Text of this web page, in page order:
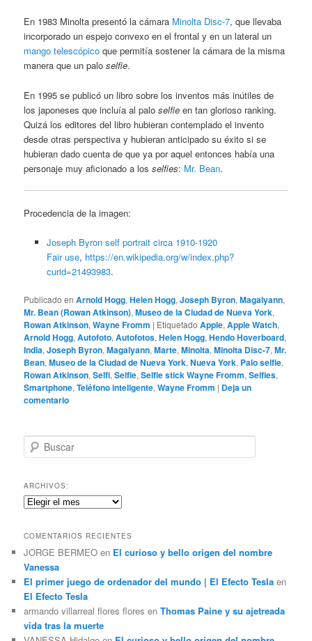
En 1983 Minolta presentó la cámara Minolta Disc-7, que llevaba
incorporado un espejo convexo en el frontal y en un lateral un
mango telescópico que permitía sostener la cámara de la misma
manera que un paloselfie.
En 1995 se publicó un libro sobre los inventos más inútiles de
los japoneses que incluía al paloselfie en tan glorioso ranking.
Quizá los editores del libro hubieran contemplado el invento
desde otras perspectiva y hubieran anticipado su éxito si se
hubieran dado cuenta de que ya por aquel entonces había una
personaje muy aficionado a losselfies: Mr. Bean.
Procedencia de la imagen:
Joseph Byron self portrait circa 1910-1920
Fair use, https://en.wikipedia.org/w/index.php?
curid=21493983.
Publicado en Arnold Hogg,Helen Hogg,Joseph Byron,Magalyann,
Mr. Bean (Rowan Atkinson),Museo de la Ciudad de Nueva York,
Rowan Atkinson,Wayne Fromm | Etiquetado Apple,Apple Watch,
Arnold Hogg,Autofoto,Autofotos,Helen Hogg,Hendo Hoverboard,
India,Joseph Byron,Magalyann,Marte,Minolta,Minolta Disc-7,Mr.
Bean,Museo de la Ciudad de Nueva York,Nueva York, Palo selfie,
Rowan Atkinson,Selfi,Selfie,Selfie stick Wayne Fromm,Selfies,
Smartphone,Teléfono inteligente,Wayne Fromm | Deja un
comentario
u
c
a
r
ARCHIVOS:
Archivos:
COMENTARIOS RECIENTES
JORGE BERMEO en El curioso y bello origen del nombre
Vanessa
El primer juego de ordenador del mundo | El Efecto Tesla en
El Efecto Tesla
armando villarreal flores flores enThomas Paine y su ajetreada
vida tras la muerte